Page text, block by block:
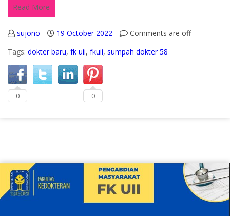
Read More
sujono 19 October 2022
Comments are off
Tags: dokter baru, fk uii, fkuii, sumpah dokter 58
0 0